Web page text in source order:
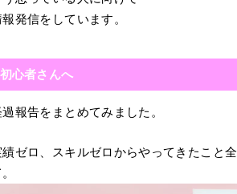
報発信をしています。
初心者さんへ
過報告をまとめてみました。
績ゼロ、スキルゼロからやってきたこと全